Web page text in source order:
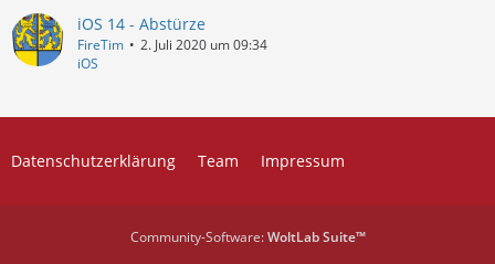
iOS 14 - Abstürze
FireTim
2. Juli 2020 um 09:34
iOS
Datenschutzerklärung Team Impressum
Community-Software:WoltLab Suite™